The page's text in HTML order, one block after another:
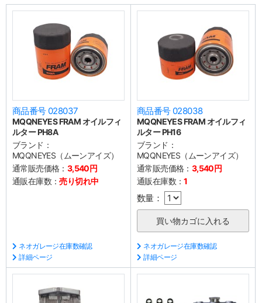
商品番号 028037
MQQNEYES FRAM オイルフィ
ルター PH8A
ブランド：
MQQNEYES（ムーンアイズ）
通常販売価格： 3,540円
通販在庫数：売り切れ中
ネオガレージ在庫数確認
詳細ページ
商品番号 028038
MQQNEYES FRAM オイルフィ
ルター PH16
ブランド：
MQQNEYES（ムーンアイズ）
通常販売価格： 3,540円
通販在庫数：1
数量：
ネオガレージ在庫数確認
詳細ページ